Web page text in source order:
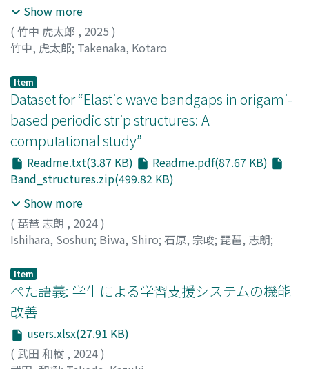
Show more
( 竹中 虎太郎 , 2025 )
竹中, 虎太郎; Takenaka, Kotaro
Item
Dataset for “Elastic wave bandgaps in origami-
based periodic strip structures: A
computational study”
Readme.txt(3.87 KB)
Readme.pdf(87.67 KB)
Band_structures.zip(499.82 KB)
Show more
( 琵琶 志朗 , 2024)
Ishihara, Soshun; Biwa, Shiro; 石原, 宗峻; 琵琶, 志朗;
Item
ぺた語義: 学生による学習支援システムの機能
改善
users.xlsx(27.91 KB)
( 武田 和樹 , 2024)